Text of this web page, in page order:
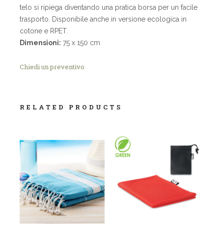
telo si ripiega diventando una pratica borsa per un facile
trasporto. Disponibile anche in versione ecologica in
cotone e RPET.
Dimensioni: 75 x 150 cm
Chiedi un preventivo
RELATED PRODUCTS